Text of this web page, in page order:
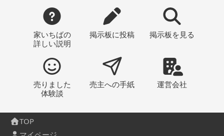
家いちばの
詳しい説明
掲示板に投稿 掲示板 を見る
売りました
体験談
売主への手紙 運営会社
TOP